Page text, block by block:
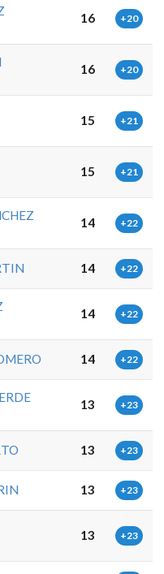
16 +20
16 +20
15 +21
15 +21
14 +22
14 +22
14 +22
14 +22
13 +23
13 +23
13 +23
13 +23